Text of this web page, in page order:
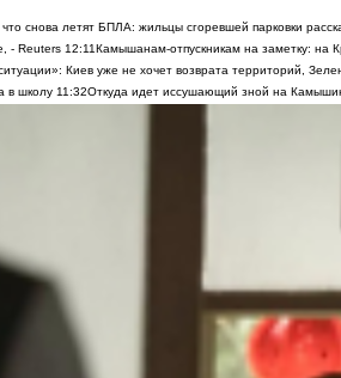
снова летят БПЛА: жильцы сгоревшей парковки
- Reuters 12:11Камышанам-отпускникам на заметку: на
Киев уже не хочет возврата территорий,
в школу 11:32Откуда идет иссушающий зной на